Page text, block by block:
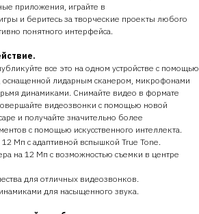
приложения, играйте в
и беритесь за творческие проекты любого
понятного интерфейса.
все это на одном устройстве с помощью
оснащенной лидарным сканером, микрофонами
динамиками. Снимайте видео в формате
видеозвонки с помощью новой
и получайте значительно более
с помощью искусственного интеллекта.
Мп с адаптивной вспышкой True Tone.
на 12 Мп с возможностью съемки в центре
для отличных видеозвонков.
для насыщенного звука.